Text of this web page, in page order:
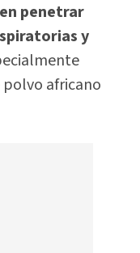
penetrar
y
africano